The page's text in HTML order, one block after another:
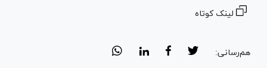
لینک کوتاه
هم‌رسانی: